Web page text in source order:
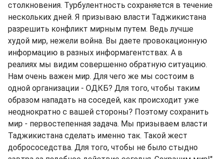
столкновения. Турбулентность сохраняется в течение
нескольких дней. Я призываю власти Таджикистана
разрешить конфликт мирным путем. Ведь лучше
худой мир, нежели война. Вы даете провокационную
информацию в разных информагентствах. А в
реалиях мы видим совершенно обратную ситуацию.
Нам очень важен мир. Для чего же мы состоим в
одной организации - ОДКБ? Для того, чтобы таким
образом нападать на соседей, как происходит уже
неоднократно с вашей стороны? Поэтому сохранить
мир - первостепенная задача. Мы призываем власти
Таджикистана сделать именно так. Такой жест
добрососедства. Для того, чтобы не было стыдно